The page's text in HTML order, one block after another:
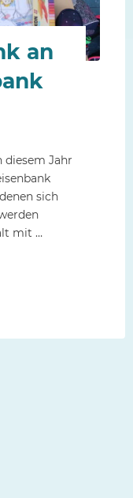
an
diesem Jahr
sich
mit …